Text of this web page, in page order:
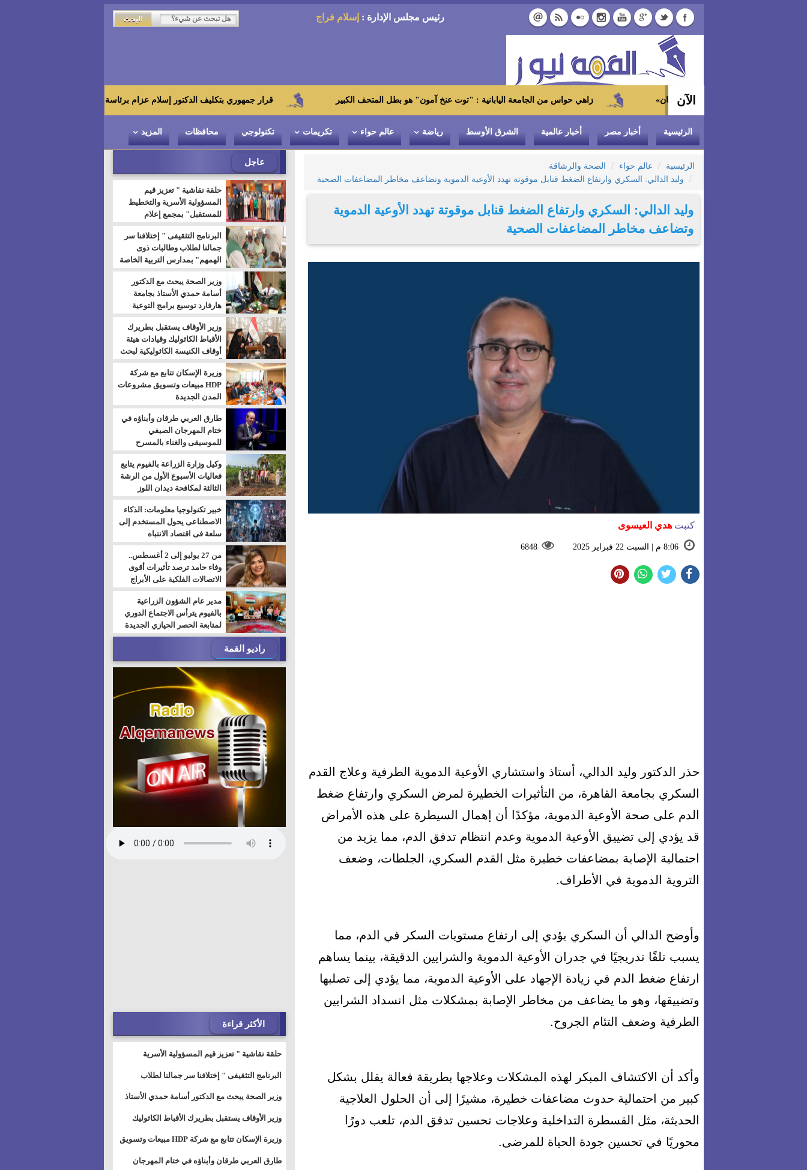
رئيس مجلس الإدارة : إسلام فراج
الآن قرار جمهوري بتكليف الدكتور إسلام عزام برئاسة الهيئة العامة للرقابة المالية زاهي حواس من الجامعة اليابانية : "توت عنخ آمون" هو بطل المتحف الكبير
الرئيسية أخبار مصر أخبار عالمية الشرق الأوسط رياضة عالم حواء تكريمات تكنولوجي محافظات المزيد
الرئيسية عالم حواء
الصحة والرشاقة
وليد الدالي: السكري وارتفاع الضغط قنابل موقوتة تهدد الأوعية الدموية وتضاعف مخاطر المضاعفات الصحية
وليد الدالي: السكري وارتفاع الضغط قنابل موقوتة تهدد الأوعية الدموية
وتضاعف مخاطر المضاعفات الصحية
كتبتهدي العيسوى
8:06 م | السبت 22 فبراير 2025 6848
حذر الدكتور وليد الدالي، أستاذ واستشاري الأوعية الدموية الطرفية وعلاج القدم
السكري بجامعة القاهرة، من التأثيرات الخطيرة لمرض السكري وارتفاع ضغط
الدم على صحة الأوعية الدموية، مؤكدًا أن إهمال السيطرة على هذه الأمراض
قد يؤدي إلى تضييق الأوعية الدموية وعدم انتظام تدفق الدم، مما يزيد من
احتمالية الإصابة بمضاعفات خطيرة مثل القدم السكري، الجلطات، وضعف
التروية الدموية في الأطراف.
وأوضح الدالي أن السكري يؤدي إلى ارتفاع مستويات السكر في الدم، مما
يسبب تلفًا تدريجيًا في جدران الأوعية الدموية والشرايين الدقيقة، بينما يساهم
ارتفاع ضغط الدم في زيادة الإجهاد على الأوعية الدموية، مما يؤدي إلى تصلبها
وتضييقها، وهو ما يضاعف من مخاطر الإصابة بمشكلات مثل انسداد الشرايين
الطرفية وضعف التئام الجروح.
وأكد أن الاكتشاف المبكر لهذه المشكلات وعلاجها بطريقة فعالة يقلل بشكل
كبير من احتمالية حدوث مضاعفات خطيرة، مشيرًا إلى أن الحلول العلاجية
الحديثة، مثل القسطرة التداخلية وعلاجات تحسين تدفق الدم، تلعب دورًا
محوريًا في تحسين جودة الحياة للمرضى.
عاجل
حلقة نقاشية " تعزيز قيم
المسؤولية الأسرية والتخطيط
للمستقبل" بمجمع إعلام
السويس
البرنامج التثقيفى " إختلافنا سر
جمالنا لطلاب وطالبات ذوى
الهمهم" بمدارس التربية الخاصة
بالسويس
وزير الصحة يبحث مع الدكتور
أسامة حمدي الأستاذ بجامعة
هارفارد توسيع برامج التوعية
بمرض السكري
وزير الأوقاف يستقبل بطريرك
الأقباط الكاثوليك وقيادات هيئة
أوقاف الكنيسة الكاثوليكية لبحث
آفاق التعاون المشترك
وزيرة الإسكان تتابع مع شركة
HDP مبيعات وتسويق مشروعات
المدن الجديدة
طارق العربي طرقان وأبناؤه في
ختام المهرجان الصيفي
للموسيقى والغناء بالمسرح
المكشوف
وكيل وزارة الزراعة بالفيوم يتابع
فعاليات الأسبوع الأول من الرشة
الثالثة لمكافحة ديدان اللوز
للقطن
خبير تكنولوجيا معلومات: الذكاء
الاصطناعى يحول المستخدم إلى
سلعة فى اقتصاد الانتباه
من 27 يوليو إلى 2 أغسطس..
وفاء حامد ترصد تأثيرات أقوى
الاتصالات الفلكية على الأبراج
مدير عام الشؤون الزراعية
بالفيوم يترأس الاجتماع الدوري
لمتابعة الحصر الحيازي الجديدة
راديو القمة
الأكثر قراءة
حلقة نقاشية " تعزيز قيم المسؤولية الأسرية
البرنامج التثقيفى " إختلافنا سر جمالنا لطلاب
وطالبات ذوى الهمهم" بمدارس التربية الخاصة
وزير الصحة يبحث مع الدكتور أسامة حمدي الأستاذ
بجامعة هارفارد توسيع برامج التوعية بمرض السكري
وزير الأوقاف يستقبل بطريرك الأقباط الكاثوليك
وزيرة الإسكان تتابع مع شركة HDP مبيعات وتسويق
مشروعات المدن الجديدة
طارق العربي طرقان وأبناؤه في ختام المهرجان